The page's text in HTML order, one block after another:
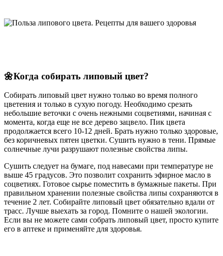
🌼Когда собирать липовый цвет?
Собирать липовый цвет нужно только во время полного
цветения и только в сухую погоду. Необходимо срезать
небольшие веточки с очень нежными соцветиями, начиная с
момента, когда еще не все дерево зацвело. Пик цвета
продолжается всего 10-12 дней. Брать нужно только здоровые,
без коричневых пятен цветки. Сушить нужно в тени. Прямые
солнечные лучи разрушают полезные свойства липы.
Сушить следует на бумаге, под навесами при температуре не
выше 45 градусов. Это позволит сохранить эфирное масло в
соцветиях. Готовое сырье поместить в бумажные пакеты. При
правильном хранении полезные свойства липы сохраняются в
течение 2 лет. Собирайте липовый цвет обязательно вдали от
трасс. Лучше выехать за город. Помните о нашей экологии.
Если вы не можете сами собрать липовый цвет, просто купите
его в аптеке и применяйте для здоровья.